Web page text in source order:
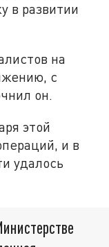
в развитии
на
с
он.
этой
и в
удалось